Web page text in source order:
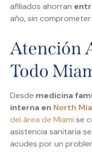
afiliados ahorran
año, sin
Atención
Todo
Desde medicina
interna en North
del área de Miami se
asistencia sanitaria
acudes por un